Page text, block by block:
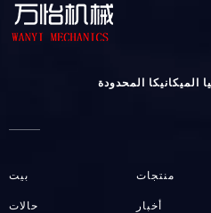
الميكانيكا المحدودة
بيت منتجات
حالات أخبار